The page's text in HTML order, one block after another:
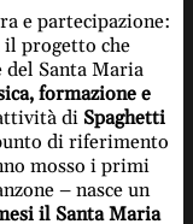
e partecipazione:
il progetto che
Santa Maria
formazione e
di Spaghetti
di riferimento
mosso i primi
– nasce un
il Santa Maria